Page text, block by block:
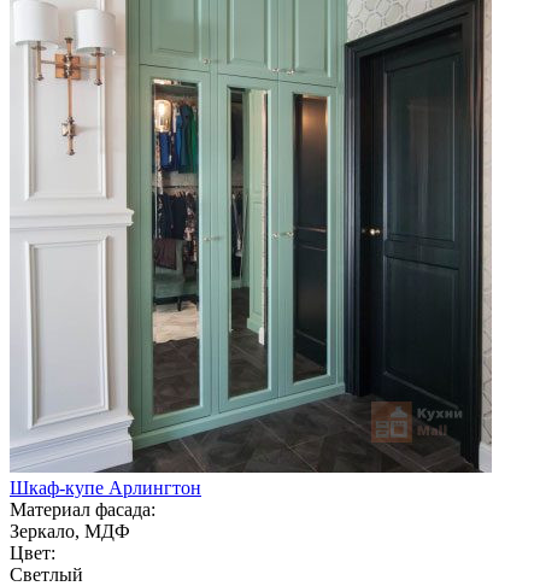
Шкаф-купе Арлингтон
Материал фасада:
Зеркало, МДФ
Цвет:
Светлый